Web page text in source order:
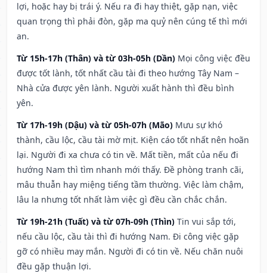
lợi, hoặc hay bị trái ý. Nếu ra đi hay thiệt, gặp nạn, việc
quan trọng thì phải đòn, gặp ma quỷ nên cúng tế thì mới
an.
Từ 15h-17h (Thân) và từ 03h-05h (Dần) Mọi công việc đều
được tốt lành, tốt nhất cầu tài đi theo hướng Tây Nam –
Nhà cửa được yên lành. Người xuất hành thì đều bình
yên.
Từ 17h-19h (Dậu) và từ 05h-07h (Mão) Mưu sự khó
thành, cầu lộc, cầu tài mờ mịt. Kiện cáo tốt nhất nên hoãn
lại. Người đi xa chưa có tin về. Mất tiền, mất của nếu đi
hướng Nam thì tìm nhanh mới thấy. Đề phòng tranh cãi,
mâu thuẫn hay miệng tiếng tầm thường. Việc làm chậm,
lâu la nhưng tốt nhất làm việc gì đều cần chắc chắn.
Từ 19h-21h (Tuất) và từ 07h-09h (Thìn) Tin vui sắp tới,
nếu cầu lộc, cầu tài thì đi hướng Nam. Đi công việc gặp
gỡ có nhiều may mắn. Người đi có tin về. Nếu chăn nuôi
đều gặp thuận lợi.